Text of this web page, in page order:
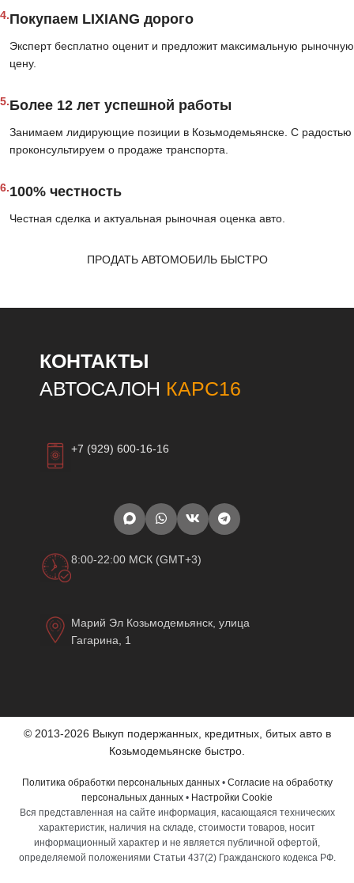
4.Покупаем LIXIANG дорого
Эксперт бесплатно оценит и предложит максимальную рыночную
цену.
5.Более 12 лет успешной работы
Занимаем лидирующие позиции в Козьмодемьянске. С радостью
проконсультируем о продаже транспорта.
6.100% честность
Честная сделка и актуальная рыночная оценка авто.
ПРОДАТЬ АВТОМОБИЛЬ БЫСТРО
КОНТАКТЫ
АВТОСАЛОН КАРС16
+7 (929) 600-16-16
8:00-22:00 МСК (GMT+3)
Марий Эл Козьмодемьянск, улица
Гагарина, 1
© 2013-2026 Выкуп подержанных, кредитных, битых авто в
Козьмодемьянске быстро.
Политика обработки персональных данных• Согласие на обработку
персональных данных • Настройки Cookie
Вся представленная на сайте информация, касающаяся технических
характеристик, наличия на складе, стоимости товаров, носит
информационный характер и не является публичной офертой,
определяемой положениями Статьи 437(2) Гражданского кодекса РФ.